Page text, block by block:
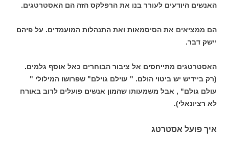
האנשים היודעים לעורר בנו את הרפלקס הזה הם האסטרטגים.
הם ממציאים את הסיסמאות ואת התנהלות המועמדים. על פיהם
יישק דבר.
האסטרטגים מתייחסים אל ציבור הבוחרים כאל אוסף גלמים.
(רק ביידיש יש ביטוי הולם. " עוילם גוילם" שפרושו המילולי "
עולם גולם" , אבל משמעותו שהמון אנשים פועלים לרוב באורח
לא רציונאלי).
איך פועל אסטרטג